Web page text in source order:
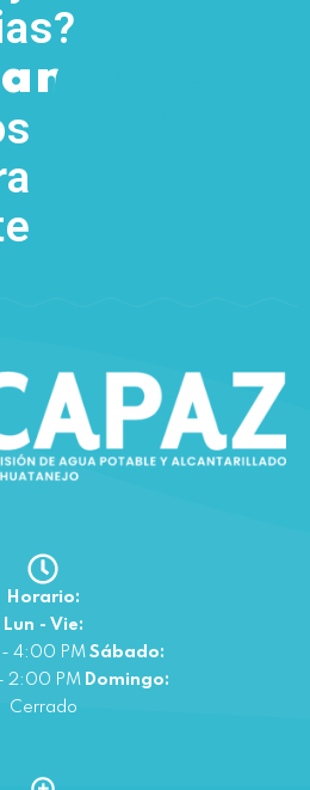
Horario:
Lun - Vie:
4:00 PM Sábado:
2:00 PM Domingo:
Cerrado